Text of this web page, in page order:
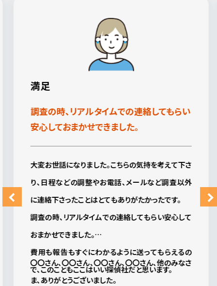
満足
調査の時、リアルタイムでの連絡してもらい
安心しておまかせできました。
大変お世話になりました。こちらの気持を考えて下さ
り、日程などの調整やお電話、メールなど調査以外
に連絡下さったことはとてもありがたかったです。
調査の時、リアルタイムでの連絡してもらい安心して
おまかせできました。
費用も報告もすぐにわかるように送ってもらえるの
で、このこともここはいい探偵社だと思います。
〇〇さん、〇〇さん、〇〇さん、〇〇さん、他のみなさ
ま、ありがとうございました。